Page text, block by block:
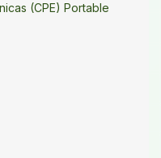
(CPE) Portable